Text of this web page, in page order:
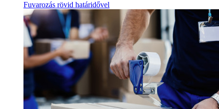
Fuvarozás rövid határidővel